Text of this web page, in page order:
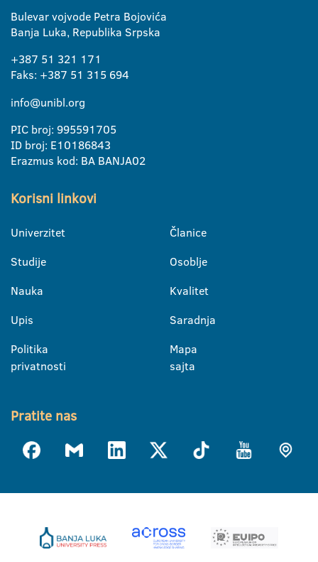
Bulevar vojvode Petra Bojovića
Banja Luka, Republika Srpska
+387 51 321 171
Faks: +387 51 315 694
info@unibl.org
PIC broj: 995591705
ID broj: E10186843
Erazmus kod: BA BANJA02
Korisni linkovi
Univerzitet
Studije
Nauka
Upis
Politika
privatnosti
Članice
Osoblje
Kvalitet
Saradnja
Mapa
sajta
Pratite nas